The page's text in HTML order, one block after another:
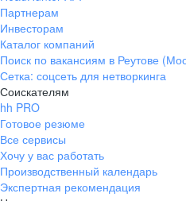
Партнерам
Инвесторам
Каталог компаний
Поиск по вакансиям в Реутове
Сетка: соцсеть для нетворкинга
Соискателям
hh PRO
Готовое резюме
Все сервисы
Хочу у вас работать
Производственный календарь
Экспертная рекомендация